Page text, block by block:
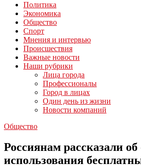
Политика
Экономика
Общество
Спорт
Мнения и интервью
Происшествия
Важные новости
Наши рубрики
Лица города
Профессионалы
Город в лицах
Один день из жизни
Новости компаний
Общество
Россиянам рассказали об
использования